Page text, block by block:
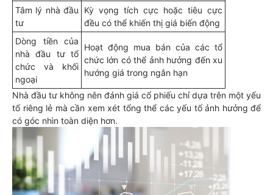
Tâm lý nhà đầu
tư
Kỳ vọng tích cực hoặc tiêu cực
đều có thể khiến thị giá biến động
Dòng tiền của
nhà đầu tư tổ
chức và khối
ngoại
Hoạt động mua bán của các tổ
chức lớn có thể ảnh hưởng đến xu
hướng giá trong ngắn hạn
Nhà đầu tư không nên đánh giá cổ phiếu chỉ dựa trên một yếu
tố riêng lẻ mà cần xem xét tổng thể các yếu tố ảnh hưởng để
có góc nhìn toàn diện hơn.